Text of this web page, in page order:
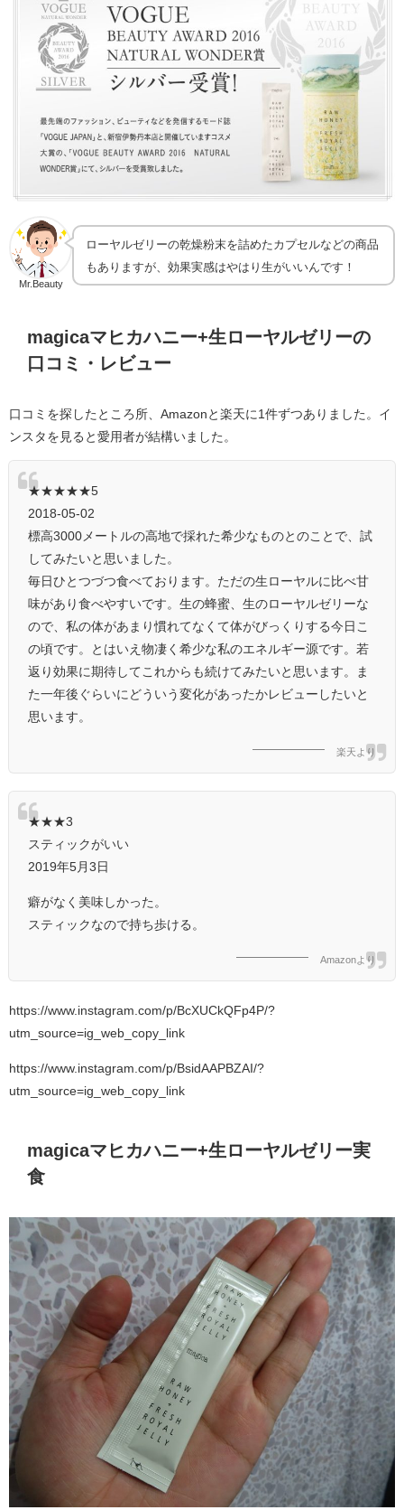
Mr.Beauty
ローヤルゼリーの乾燥粉末を詰めたカプセルなどの商品
もありますが、効果実感はやはり生がいいんです！
magicaマヒカハニー+生ローヤルゼリーの
口コミ・レビュー
口コミを探したところ所、Amazonと楽天に1件ずつありました。イ
ンスタを見ると愛用者が結構いました。
★★★★★5
2018-05-02
標高3000メートルの高地で採れた希少なものとのことで、試
してみたいと思いました。
毎日ひとつづつ食べております。ただの生ローヤルに比べ甘
味があり食べやすいです。生の蜂蜜、生のローヤルゼリーな
ので、私の体があまり慣れてなくて体がびっくりする今日こ
の頃です。とはいえ物凄く希少な私のエネルギー源です。若
返り効果に期待してこれからも続けてみたいと思います。ま
た一年後ぐらいにどういう変化があったかレビューしたいと
思います。
楽天より
★★★3
スティックがいい
2019年5月3日
癖がなく美味しかった。
スティックなので持ち歩ける。
Amazonより
https://www.instagram.com/p/BcXUCkQFp4P/?
utm_source=ig_web_copy_link
https://www.instagram.com/p/BsidAAPBZAI/?
utm_source=ig_web_copy_link
magicaマヒカハニー+生ローヤルゼリー実
食